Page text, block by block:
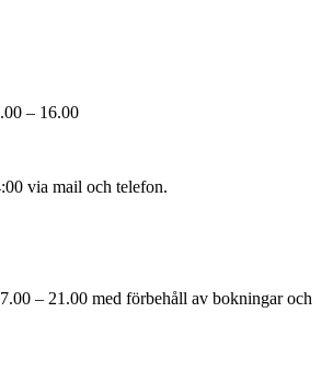
– 16.00
via mail och telefon.
– 21.00 med förbehåll av bokningar och